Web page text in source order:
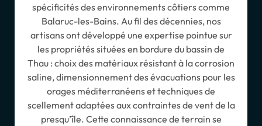
spécificités des environnements côtiers comme
Balaruc-les-Bains. Au fil des décennies, nos
artisans ont développé une expertise pointue sur
les propriétés situées en bordure du bassin de
Thau : choix des matériaux résistant à la corrosion
saline, dimensionnement des évacuations pour les
orages méditerranéens et techniques de
scellement adaptées aux contraintes de vent de la
presqu’île. Cette connaissance de terrain se